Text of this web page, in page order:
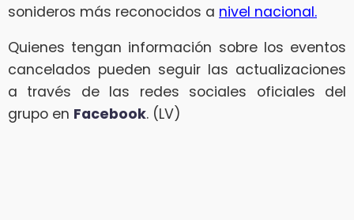
sonideros más reconocidos a nivel nacional.
Quienes tengan información sobre los eventos
cancelados pueden seguir las actualizaciones
a través de las redes sociales oficiales del
grupo en Facebook. (LV)